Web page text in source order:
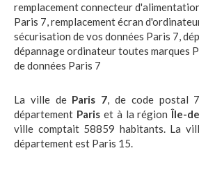
remplacement connecteur
Paris 7,remplacement écran
sécurisation de vos données Paris 7,
dépannage ordinateur toutes marques
de données Paris 7
La ville de Paris 7, de code postal
département Pariset à la régionÎle-
ville comptait 58859 habitants. La
département est Paris 15.